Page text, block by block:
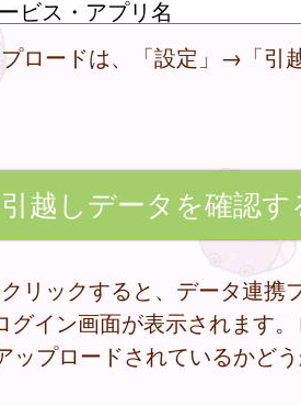
ロードは、「設定」→「引
リックすると、データ連携
イン画面が表示されます
ップロードされているかど